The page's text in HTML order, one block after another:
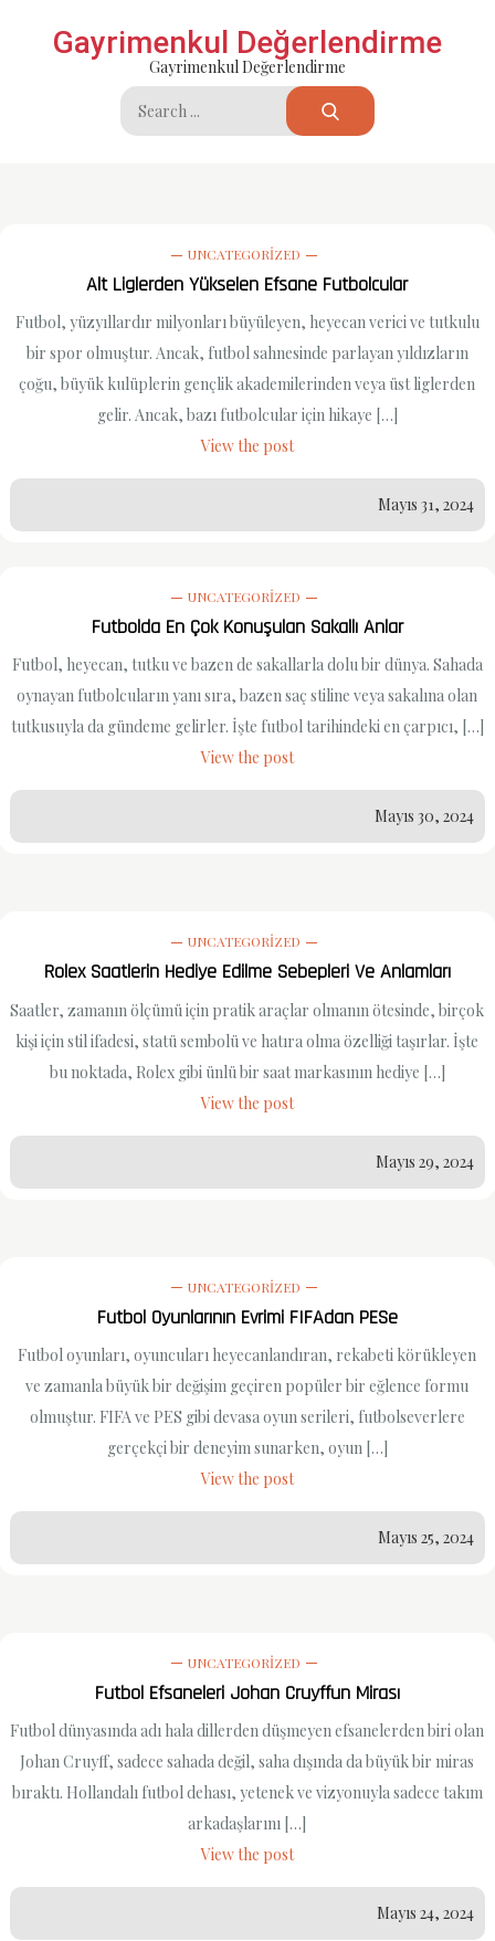
Gayrimenkul Değerlendirme
Gayrimenkul Değerlendirme
Search
for:
UNCATEGORIZED
Alt Liglerden Yükselen Efsane Futbolcular
Futbol, yüzyıllardır milyonları büyüleyen, heyecan verici ve tutkulu
bir spor olmuştur. Ancak, futbol sahnesinde parlayan yıldızların
çoğu, büyük kulüplerin gençlik akademilerinden veya üst liglerden
gelir. Ancak, bazı futbolcular için hikaye […]
View the post
Mayıs 31, 2024
UNCATEGORIZED
Futbolda En Çok Konuşulan Sakallı Anlar
Futbol, heyecan, tutku ve bazen de sakallarla dolu bir dünya. Sahada
oynayan futbolcuların yanı sıra, bazen saç stiline veya sakalına olan
tutkusuyla da gündeme gelirler. İşte futbol tarihindeki en çarpıcı, […]
View the post
Mayıs 30, 2024
UNCATEGORIZED
Rolex Saatlerin Hediye Edilme Sebepleri Ve Anlamları
Saatler, zamanın ölçümü için pratik araçlar olmanın ötesinde, birçok
kişi için stil ifadesi, statü sembolü ve hatıra olma özelliği taşırlar. İşte
bu noktada, Rolex gibi ünlü bir saat markasının hediye […]
View the post
Mayıs 29, 2024
UNCATEGORIZED
Futbol Oyunlarının Evrimi FIFAdan PESe
Futbol oyunları, oyuncuları heyecanlandıran, rekabeti körükleyen
ve zamanla büyük bir değişim geçiren popüler bir eğlence formu
olmuştur. FIFA ve PES gibi devasa oyun serileri, futbolseverlere
gerçekçi bir deneyim sunarken, oyun […]
View the post
Mayıs 25, 2024
UNCATEGORIZED
Futbol Efsaneleri Johan Cruyffun Mirası
Futbol dünyasında adı hala dillerden düşmeyen efsanelerden biri olan
Johan Cruyff, sadece sahada değil, saha dışında da büyük bir miras
bıraktı. Hollandalı futbol dehası, yetenek ve vizyonuyla sadece takım
arkadaşlarını […]
View the post
Mayıs 24, 2024